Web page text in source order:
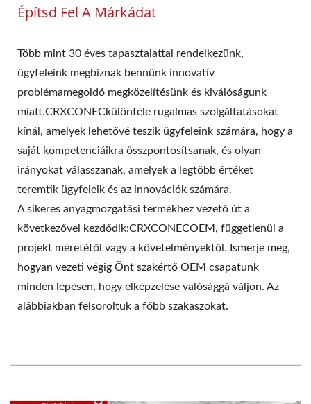
Építsd Fel A Márkádat
Több mint 30 éves tapasztalattal rendelkezünk,
ügyfeleink megbíznak bennünk innovatív
problémamegoldó megközelítésünk és kiválóságunk
miatt.CRXCONECkülönféle rugalmas szolgáltatásokat
kínál, amelyek lehetővé teszik ügyfeleink számára, hogy a
saját kompetenciáikra összpontosítsanak, és olyan
irányokat válasszanak, amelyek a legtöbb értéket
teremtik ügyfeleik és az innovációk számára.
A sikeres anyagmozgatási termékhez vezető út a
következővel kezdődik:CRXCONECOEM, függetlenül a
projekt méretétől vagy a követelményektől. Ismerje meg,
hogyan vezeti végig Önt szakértő OEM csapatunk
minden lépésen, hogy elképzelése valósággá váljon. Az
alábbiakban felsoroltuk a főbb szakaszokat.